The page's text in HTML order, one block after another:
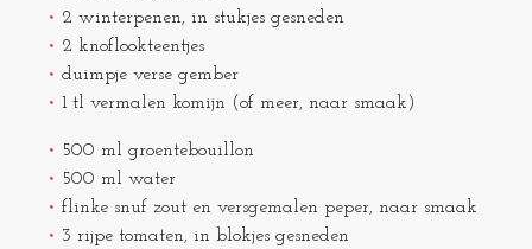
2 winterpenen, in stukjes gesneden
2 knoflookteentjes
duimpje verse gember
1 tl vermalen komijn (of meer, naar smaak)
500 ml groentebouillon
500 ml water
flinke snuf zout en versgemalen peper, naar smaak
3 rijpe tomaten, in blokjes gesneden